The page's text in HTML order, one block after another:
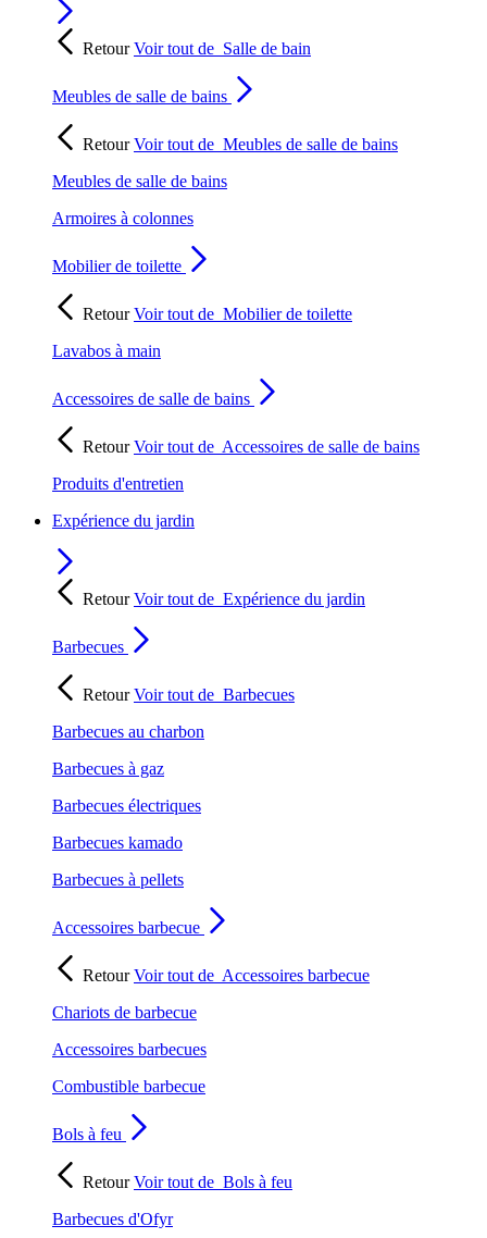
RetourVoir tout de Salle de bain
Meubles de salle de bains
RetourVoir tout de Meubles de salle de bains
Meubles de salle de bains
Armoires à colonnes
Mobilier de toilette
RetourVoir tout de Mobilier de toilette
Lavabos à main
Accessoires de salle de bains
RetourVoir tout de Accessoires de salle de bains
Produits d'entretien
Expérience du jardin
RetourVoir tout de Expérience du jardin
Barbecues
RetourVoir tout de Barbecues
Barbecues au charbon
Barbecues à gaz
Barbecues électriques
Barbecues kamado
Barbecues à pellets
Accessoires barbecue
RetourVoir tout de Accessoires barbecue
Chariots de barbecue
Accessoires barbecues
Combustible barbecue
Bols à feu
RetourVoir tout de Bols à feu
Barbecues d'Ofyr